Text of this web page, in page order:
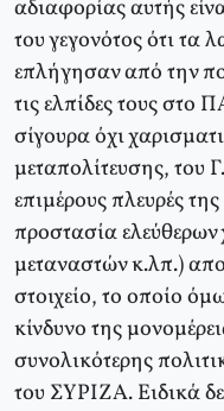
αδιαφορίας αυτής
του γεγονότος ότι τα
επλήγησαν από την
τις ελπίδες τους στο
σίγουρα όχι
μεταπολίτευσης, του
επιμέρους πλευρές
προστασία
μεταναστών κ.λπ.)
στοιχείο, το οποίο
κίνδυνο της
συνολικότερης
του ΣΥΡΙΖΑ. Ειδικά